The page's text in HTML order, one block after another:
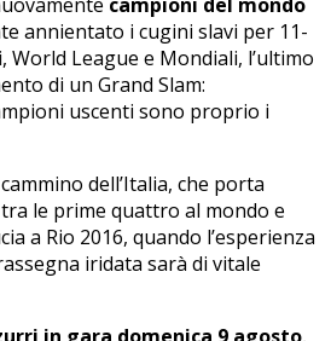
annientato i cugini slavi per 11-
World League e Mondiali, l’ultimo
di un Grand Slam:
uscenti sono proprio i
dell’Italia, che porta
le prime quattro al mondo e
a Rio 2016, quando l’esperienza
iridata sarà di vitale